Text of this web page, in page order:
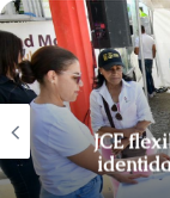
JCE